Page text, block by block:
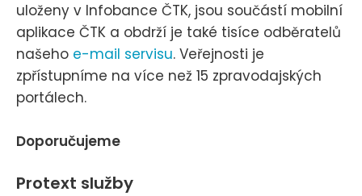
uloženy v Infobance ČTK, jsou součástí mobilní
aplikace ČTK a obdrží je také tisíce odběratelů
našeho e-mail servisu. Veřejnosti je
zpřístupníme na více než 15 zpravodajských
portálech.
Doporučujeme
Protext služby